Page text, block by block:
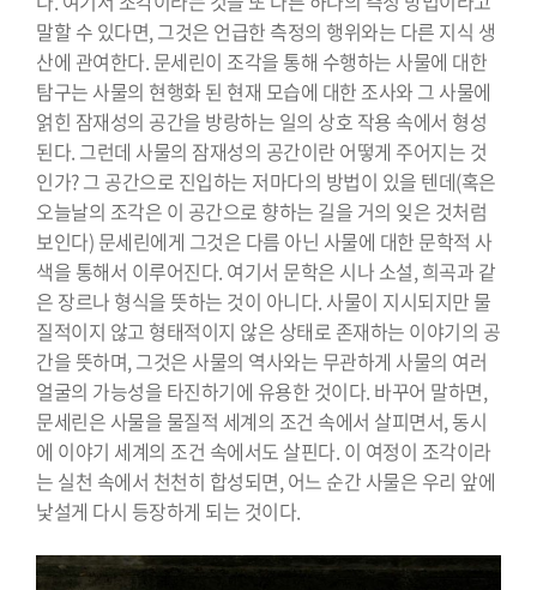
말할 수 있다면, 그것은 언급한 측정의 행위와는 다른 지식 생
산에 관여한다. 문세린이 조각을 통해 수행하는 사물에 대한
탐구는 사물의 현행화 된 현재 모습에 대한 조사와 그 사물에
얽힌 잠재성의 공간을 방랑하는 일의 상호 작용 속에서 형성
된다. 그런데 사물의 잠재성의 공간이란 어떻게 주어지는 것
인가? 그 공간으로 진입하는 저마다의 방법이 있을 텐데(혹은
오늘날의 조각은 이 공간으로 향하는 길을 거의 잊은 것처럼
보인다) 문세린에게 그것은 다름 아닌 사물에 대한 문학적 사
색을 통해서 이루어진다. 여기서 문학은 시나 소설, 희곡과 같
은 장르나 형식을 뜻하는 것이 아니다. 사물이 지시되지만 물
질적이지 않고 형태적이지 않은 상태로 존재하는 이야기의 공
간을 뜻하며, 그것은 사물의 역사와는 무관하게 사물의 여러
얼굴의 가능성을 타진하기에 유용한 것이다. 바꾸어 말하면,
문세린은 사물을 물질적 세계의 조건 속에서 살피면서, 동시
에 이야기 세계의 조건 속에서도 살핀다. 이 여정이 조각이라
는 실천 속에서 천천히 합성되면, 어느 순간 사물은 우리 앞에
낯설게 다시 등장하게 되는 것이다.